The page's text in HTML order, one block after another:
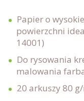
Papier o
powierzchni
14001)
Do rysowania
malowania
20 arkuszy 80